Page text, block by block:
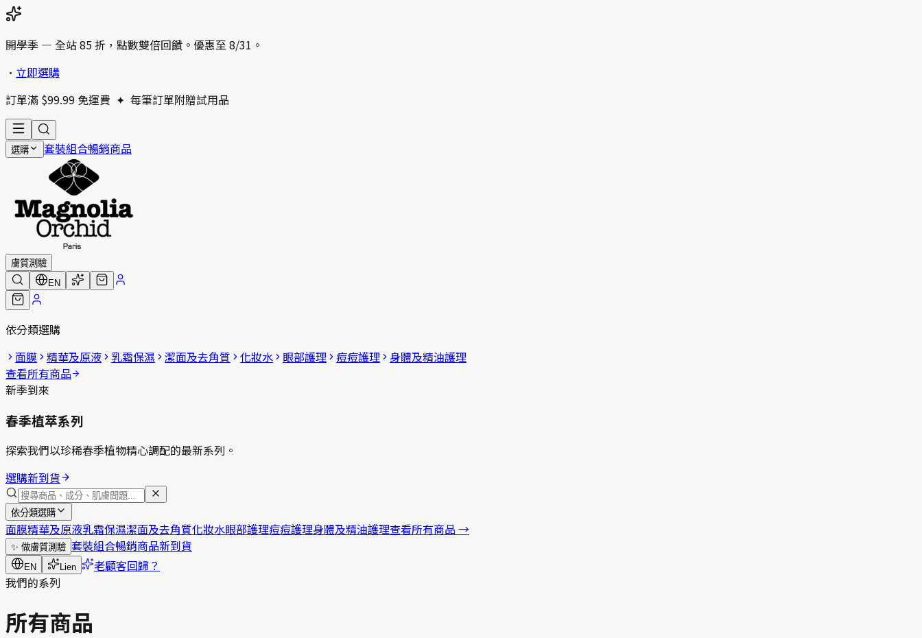
開學季 — 全站 85 折，點數雙倍回饋。優惠至 8/31。
• 立即選購
訂單滿 $99.99 免運費 ✦ 每筆訂單附贈試用品
選購 套裝組合暢銷商品
膚質測驗
EN
依分類選購
面膜 精華及原液 乳霜保濕 潔面及去角質 化妝水 眼部護理 痘痘護理 身體及精油護理
查看所有商品
新季到來
春季植萃系列
探索我們以珍稀春季植物精心調配的最新系列。
選購新到貨
依分類選購
面膜精華及原液乳霜保濕潔面及去角質化妝水眼部護理痘痘護理身體及精油護理查看所有商品 →
✨ 做膚質測驗 套裝組合暢銷商品新到貨
EN Lien
老顧客回歸？
我們的系列
所有商品